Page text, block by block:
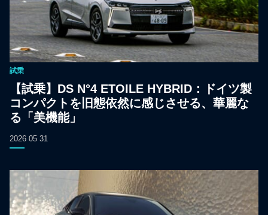
試乗
【試乗】DS N°4 ETOILE HYBRID：ドイツ製
コンパクトを旧態依然に感じさせる、華麗な
る「美機能」
2026 05 31